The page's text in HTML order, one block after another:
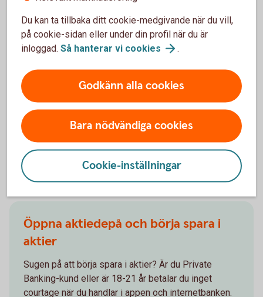
minimera riskerna i ditt aktiesparande. Du får även
information om olika verktyg som du kan använda för
att prognostisera en akties förväntade
rörelsemönster.
Van aktiehandlare –tips
Kom igång med aktier!
Öppna aktiedepå och börja spara i
aktier
Sugen på att börja spara i aktier? Är du Private
Banking-kund eller är 18-21 år betalar du inget
courtage när du handlar i appen och internetbanken.
Du kan ta tillbaka ditt cookie-medgivande när du vill,
på cookie-sidan eller under din profil när du är
inloggad. Så hanterar vi cookies .
Godkänn alla cookies
Bara nödvändiga cookies
Cookie-inställningar